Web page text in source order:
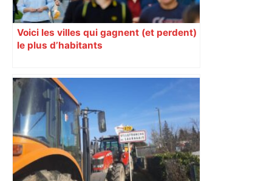
Voici les villes qui gagnent (et perdent)
le plus d’habitants